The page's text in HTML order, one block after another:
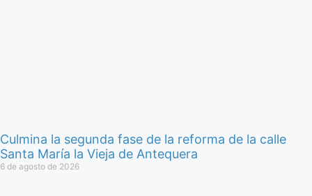
Culmina la segunda fase de la reforma de la calle
Santa María la Vieja de Antequera
6 de agosto de 2026